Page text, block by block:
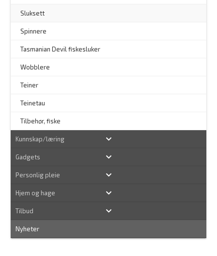
Sluksett
Spinnere
Tasmanian Devil fiskesluker
Wobblere
Teiner
Teinetau
Tilbehør, fiske
Kunnskap/læring
Gadgets
Personlig pleie
Hjem og hage
Tilbud
Nyheter